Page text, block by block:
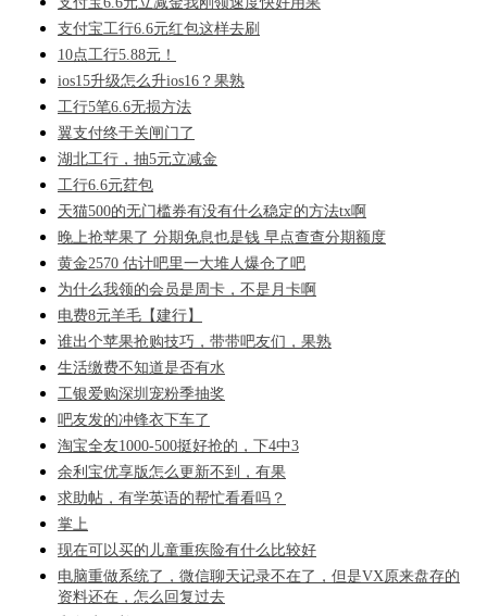
支付宝工行6.6元红包这样去刷
10点工行5.88元！
ios15升级怎么升ios16？果熟
工行5笔6.6无损方法
翼支付终于关闸门了
湖北工行，抽5元立减金
工行6.6元荭包
天猫500的无门槛券有没有什么稳定的方法tx啊
晚上抢苹果了 分期免息也是钱 早点查查分期额度
黄金2570 估计吧里一大堆人爆仓了吧
为什么我领的会员是周卡，不是月卡啊
电费8元羊毛【建行】
谁出个苹果抢购技巧，带带吧友们，果熟
生活缴费不知道是否有水
工银爱购深圳宠粉季抽奖
吧友发的冲锋衣下车了
淘宝全友1000-500挺好抢的，下4中3
余利宝优享版怎么更新不到，有果
求助帖，有学英语的帮忙看看吗？
掌上
现在可以买的儿童重疾险有什么比较好
电脑重做系统了，微信聊天记录不在了，但是VX原来盘存的
资料还在，怎么回复过去